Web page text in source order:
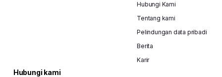
Hubungi Kami
Tentang kami
Pelindungan data pribadi
Berita
Karir
Hubungi kami